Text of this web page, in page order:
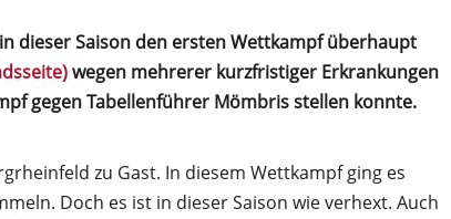
dieser Saison den ersten Wettkampf überhaupt
wegen mehrerer kurzfristiger Erkrankungen
gegen Tabellenführer Mömbris stellen konnte.
zu Gast. In diesem Wettkampf ging es
Doch es ist in dieser Saison wie verhext. Auch